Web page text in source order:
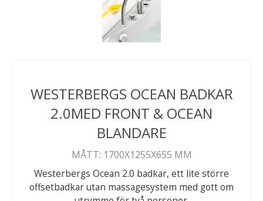
WESTERBERGS OCEAN BADKAR
2.0MED FRONT & OCEAN
BLANDARE
MÅTT: 1700X1255X655 MM
Westerbergs Ocean 2.0 badkar, ett lite större
offsetbadkar utan massagesystem med gott om